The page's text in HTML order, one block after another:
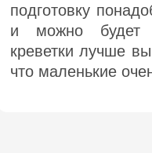
подготовку
и можно будет
креветки лучше
что маленькие